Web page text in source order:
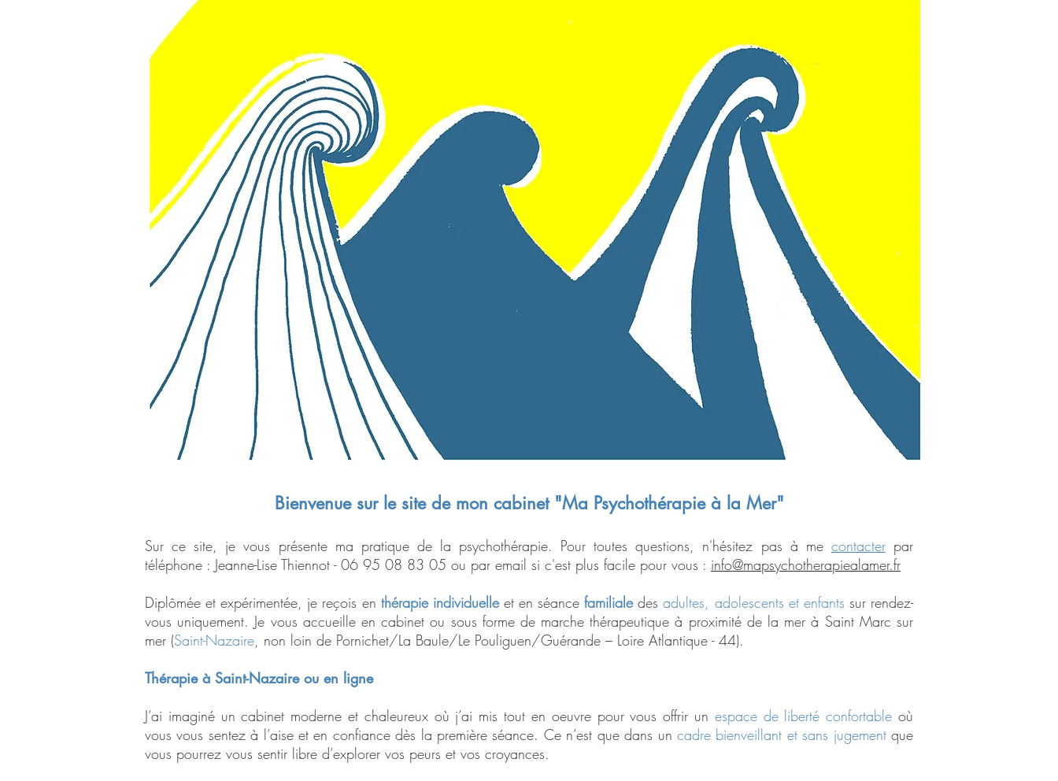
Bienvenue sur le site de mon cabinet "Ma Psychothérapie à la Mer"
Sur ce site, je vous présente ma pratique de la psychothérapie. Pour toutes questions, n'hésitez pas à me contacterpar
téléphone : Jeanne-Lise Thiennot - 06 95 08 83 05 ou par email si c'est plus facile pour vous : info@mapsychotherapiealamer.fr
Diplômée et expérimentée, je reçois en thérapie individuelleet en séancefamilialedesadultes, adolescents et enfants sur rendez-
vous uniquement. Je vous accueille en cabinet ou sous forme de marche thérapeutique à proximité de la mer à Saint Marc sur
mer (Saint-Nazaire, non loin de Pornichet/La Baule/Le Pouliguen/Guérande – Loire Atlantique - 44).
Thérapie à Saint-Nazaire ou en ligne
J’ai imaginé un cabinet moderne et chaleureux où j’ai mis tout en oeuvre pour vous offrir un espace de liberté confortable où
vous vous sentez à l’aise et en confiance dès la première séance. Ce n’est que dans un cadre bienveillant et sans jugementque
vous pourrez vous sentir libre d’explorer vos peurs et vos croyances.